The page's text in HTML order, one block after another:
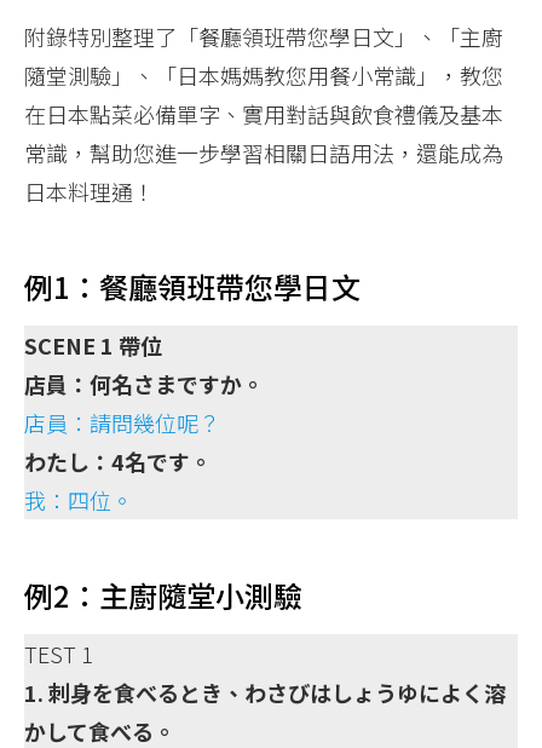
附錄特別整理了「餐廳領班帶您學日文」、「主廚
隨堂測驗」、「日本媽媽教您用餐小常識」，教您
在日本點菜必備單字、實用對話與飲食禮儀及基本
常識，幫助您進一步學習相關日語用法，還能成為
日本料理通！
例1：餐廳領班帶您學日文
SCENE 1 帶位
店員：何名さまですか。
店員：請問幾位呢？
わたし：4名です。
我：四位。
例2：主廚隨堂小測驗
TEST 1
1. 刺身を食べるとき、わさびはしょうゆによく溶
かして食べる。